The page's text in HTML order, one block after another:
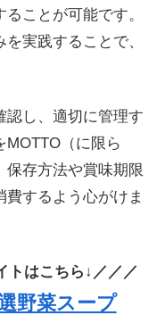
ことが可能です。
実践することで、
認し、適切に管理す
MOTTO（に限ら
保存方法や賞味期限
するよう心がけま
トはこちら↓／／／
野菜スープ